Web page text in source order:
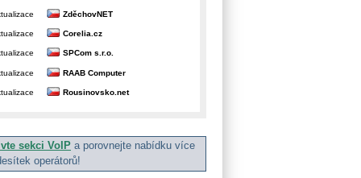
ZděchovNET
Corelia.cz
SPCom s.r.o.
RAAB Computer
Rousinovsko.net
sekci VoIP a porovnejte nabídku více
operátorů!